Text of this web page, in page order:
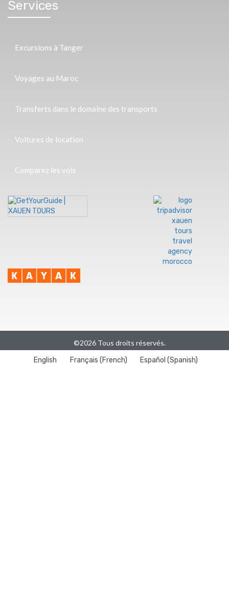
Services
Excursions à Tanger
Voyages au Maroc
Transferts dans le domaine des transports
Voitures de location
Comparez les vols
©2026 Tous droits réservés.
English Français (French) Español (Spanish)